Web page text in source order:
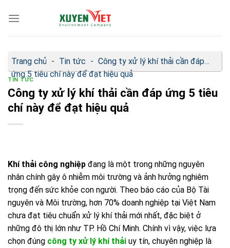
qua
Trang chủ - Tin tức - Công ty xử lý khí thải cần đáp
ứng 5 tiêu chí này để đạt hiệu quả
TIN TỨC
Công ty xử lý khí thải cần đáp ứng 5 tiêu
chí này để đạt hiệu quả
Khí thải công nghiệp đang là một trong những nguyên
nhân chính gây ô nhiễm môi trường và ảnh hưởng nghiêm
trọng đến sức khỏe con người. Theo báo cáo của Bộ Tài
nguyên và Môi trường, hơn 70% doanh nghiệp tại Việt Nam
chưa đạt tiêu chuẩn xử lý khí thải mới nhất, đặc biệt ở
những đô thị lớn như TP. Hồ Chí Minh. Chính vì vậy, việc lựa
chọn đúng công ty xử lý khí thải uy tín, chuyên nghiệp là